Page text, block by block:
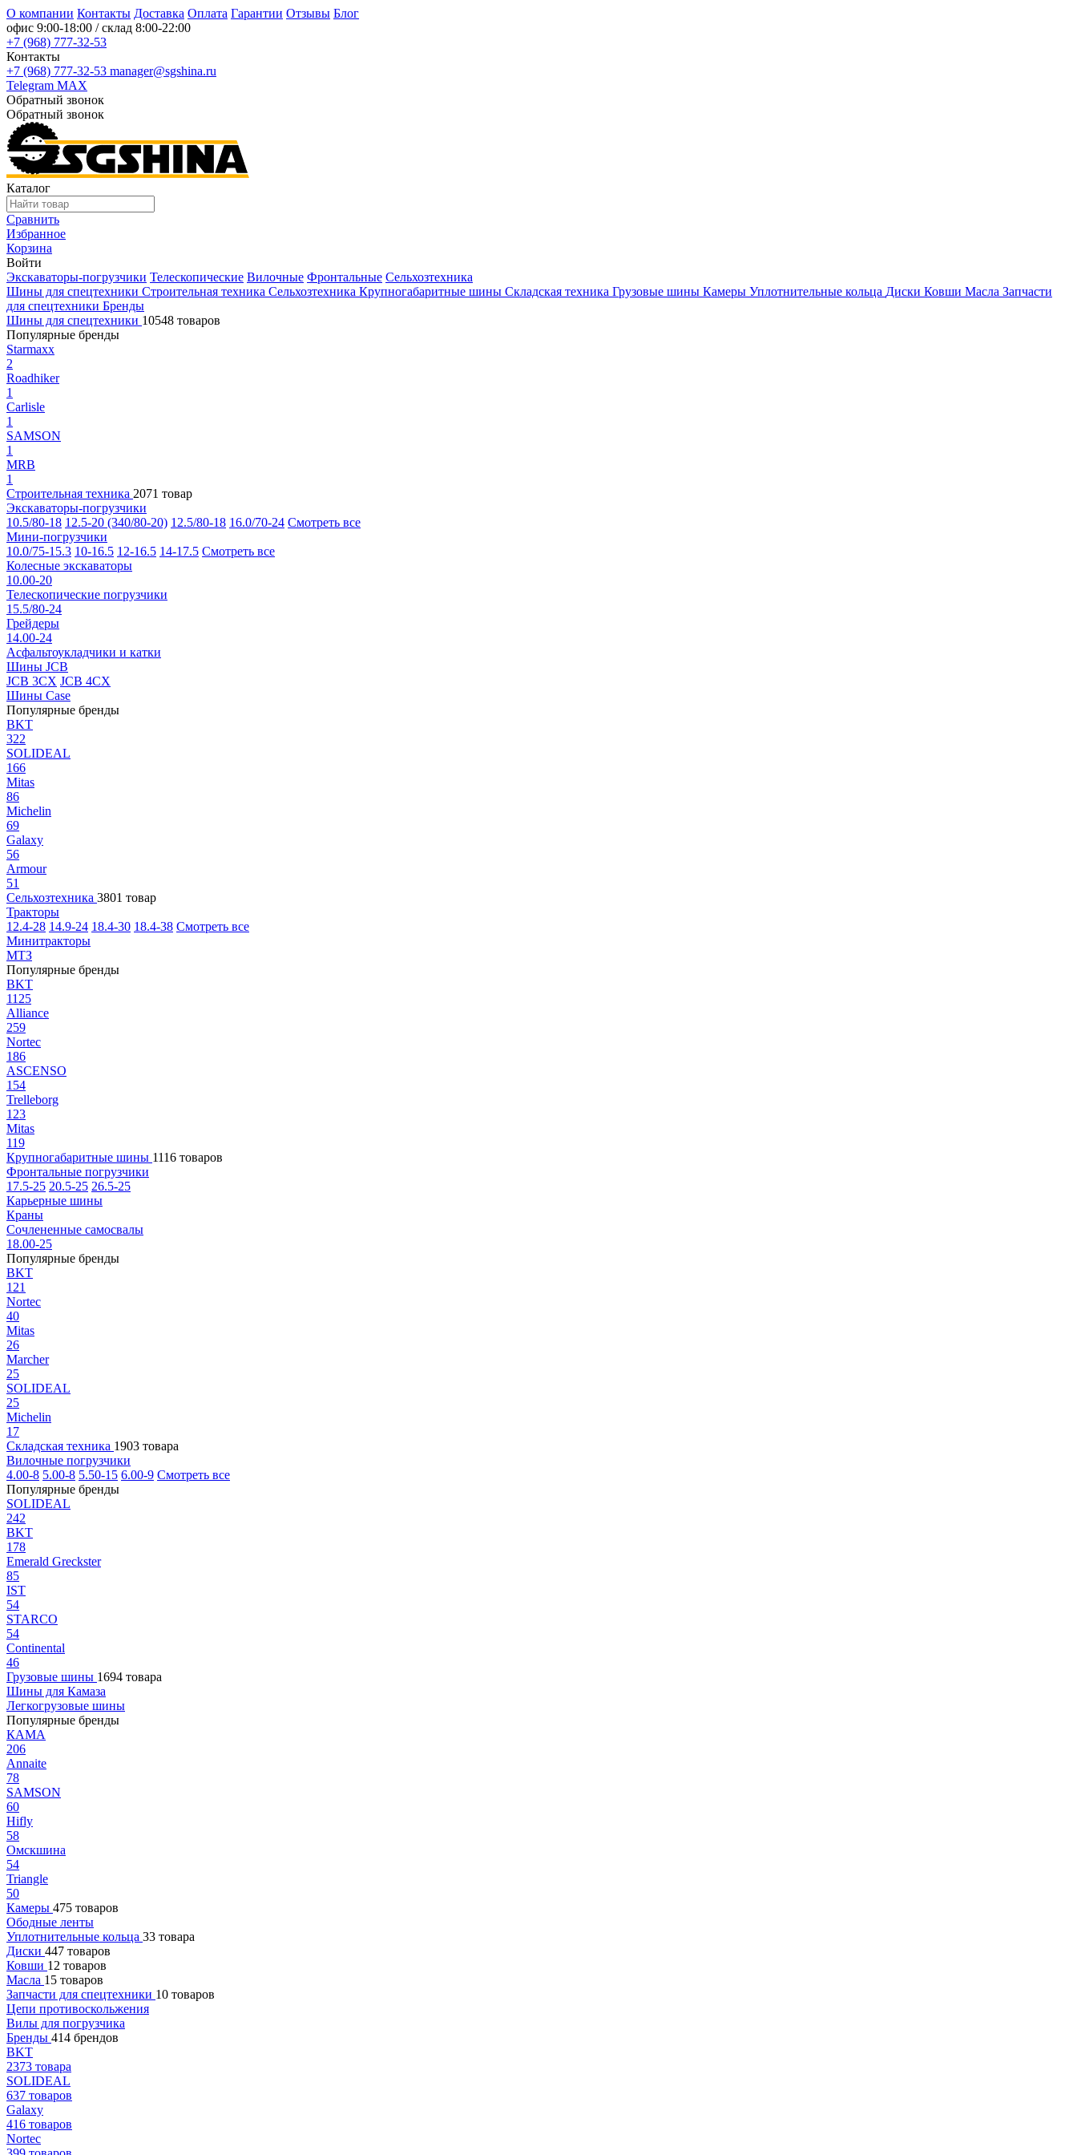
О компании Контакты Доставка Оплата Гарантии Отзывы Блог
офис 9:00-18:00 / склад 8:00-22:00
+7 (968) 777-32-53
Контакты
+7 (968) 777-32-53 manager@sgshina.ru
Telegram MAX
Обратный звонок
Обратный звонок
Каталог
Сравнить
Избранное
Корзина
Войти
Экскаваторы-погрузчики Телескопические Вилочные Фронтальные Сельхозтехника
Шины для спецтехники Строительная техника Сельхозтехника Крупногабаритные шины Складская техника Грузовые шины Камеры Уплотнительные кольца Диски Ковши Масла Запчасти
для спецтехники Бренды
Шины для спецтехники 10548 товаров
Популярные бренды
Starmaxx
2
Roadhiker
1
Carlisle
1
SAMSON
1
MRB
1
Строительная техника 2071 товар
Экскаваторы-погрузчики
10.5/80-18 12.5-20 (340/80-20) 12.5/80-18 16.0/70-24 Смотреть все
Мини-погрузчики
10.0/75-15.3 10-16.5 12-16.5 14-17.5 Смотреть все
Колесные экскаваторы
10.00-20
Телескопические погрузчики
15.5/80-24
Грейдеры
14.00-24
Асфальтоукладчики и катки
Шины JCB
JCB 3CX JCB 4CX
Шины Case
Популярные бренды
BKT
322
SOLIDEAL
166
Mitas
86
Michelin
69
Galaxy
56
Armour
51
Сельхозтехника 3801 товар
Тракторы
12.4-28 14.9-24 18.4-30 18.4-38 Смотреть все
Минитракторы
МТЗ
Популярные бренды
BKT
1125
Alliance
259
Nortec
186
ASCENSO
154
Trelleborg
123
Mitas
119
Крупногабаритные шины 1116 товаров
Фронтальные погрузчики
17.5-25 20.5-25 26.5-25
Карьерные шины
Краны
Сочлененные самосвалы
18.00-25
Популярные бренды
BKT
121
Nortec
40
Mitas
26
Marcher
25
SOLIDEAL
25
Michelin
17
Складская техника 1903 товара
Вилочные погрузчики
4.00-8 5.00-8 5.50-15 6.00-9 Смотреть все
Популярные бренды
SOLIDEAL
242
BKT
178
Emerald Greckster
85
IST
54
STARCO
54
Continental
46
Грузовые шины 1694 товара
Шины для Камаза
Легкогрузовые шины
Популярные бренды
КАМА
206
Annaite
78
SAMSON
60
Hifly
58
Омскшина
54
Triangle
50
Камеры 475 товаров
Ободные ленты
Уплотнительные кольца 33 товара
Диски 447 товаров
Ковши 12 товаров
Масла 15 товаров
Запчасти для спецтехники 10 товаров
Цепи противоскольжения
Вилы для погрузчика
Бренды 414 брендов
BKT
2373 товара
SOLIDEAL
637 товаров
Galaxy
416 товаров
Nortec